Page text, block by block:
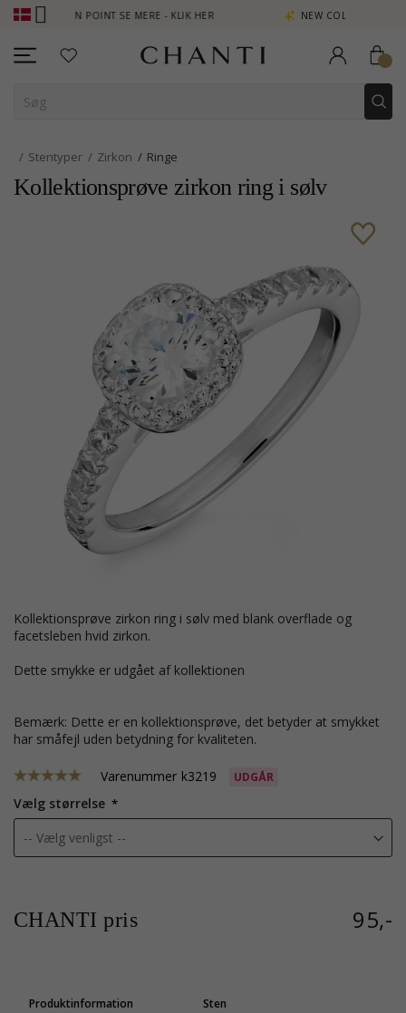
POINT SE MERE - KLIK HER NEW COLLECTION | AURA
Stentyper Zirkon Ringe
Kollektionsprøve zirkon ring i sølv
Kollektionsprøve zirkon ring i sølv med blank overflade og
facetsleben hvid zirkon.
Dette smykke er udgået af kollektionen
Bemærk: Dette er en kollektionsprøve, det betyder at smykket
har småfejl uden betydning for kvaliteten.
Varenummer k3219 UDGÅR
Vælg størrelse
CHANTI pris 95,-
Produktinformation
Sten